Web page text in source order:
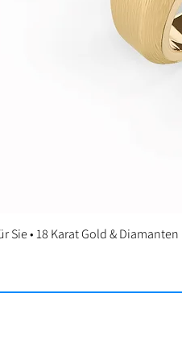
Sie • 18 Karat Gold & Diamanten